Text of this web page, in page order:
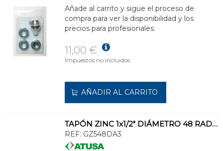
Añade al carrito y sigue el proceso de
compra para ver la disponibilidad y los
precios para profesionales.
11,00 €
Impuestos no incluidos.
AÑADIR AL CARRITO
TAPÓN ZINC 1x1/2" DIÁMETRO 48 RADIADOR DERECHA
REF: GZ548DA3